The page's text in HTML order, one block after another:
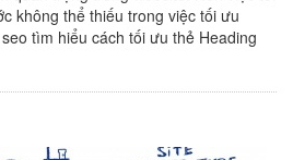
không thể thiếu trong việc tối ưu
tìm hiểu cách tối ưu thẻ Heading